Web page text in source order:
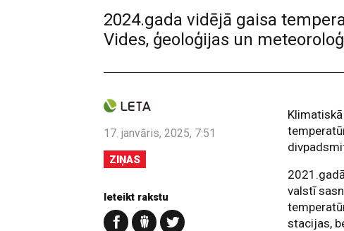
2024.gada vidējā gaisa
Vides, ģeoloģijas un
17. janvāris, 2025, 7:51
ZIŅAS
Ieteikt rakstu
valstī
stacijas,